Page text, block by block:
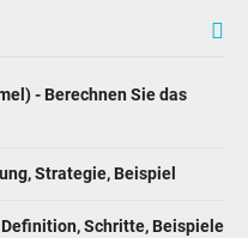
- Berechnen Sie das
Strategie, Beispiel
Schritte, Beispiele